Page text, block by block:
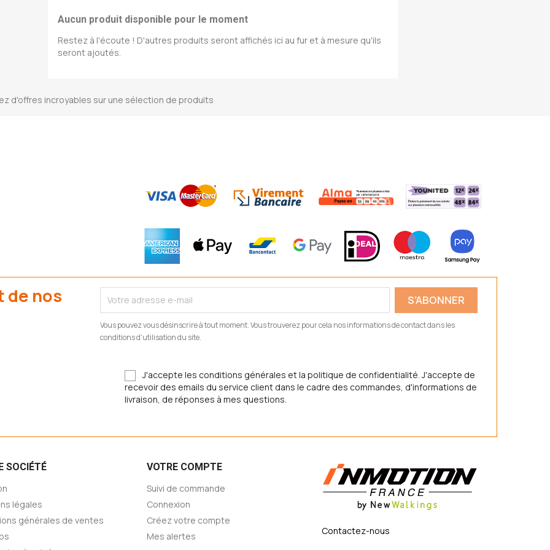
Aucun produit disponible pour le moment
Restez à l'écoute ! D'autres produits seront affichés ici au fur et à mesure qu'ils
seront ajoutés.
d'offres incroyables sur une sélection de produits
de nos
Vous pouvez vous désinscrire à tout moment. Vous trouverez pour cela nos informations de contact dans les
conditions d'utilisation du site.
J'accepte les conditions générales et la politique de confidentialité. J'accepte de
recevoir des emails du service client dans le cadre des commandes, d'informations de
livraison, de réponses à mes questions.
SOCIÉTÉ
légales
générales de ventes
VOTRE COMPTE
Suivi de commande
Connexion
Créez votre compte
Mes alertes
Contactez-nous